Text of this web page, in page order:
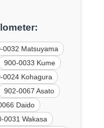
0032 Matsuyama
900-0033 Kume
0024 Kohagura
902-0067 Asato
Daido
0031 Wakasa